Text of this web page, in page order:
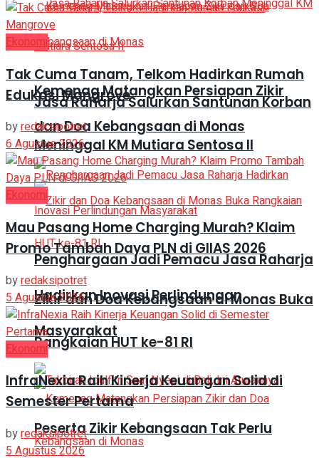
Kemenag Matangkan Persiapan Zikir
dan Doa Kebangsaan di Monas
Penghargaan Jadi Pemacu Jasa Raharja
Hadirkan Inovasi Perlindungan
Masyarakat
Peserta Zikir Kebangsaan Tak Perlu
Jasa Raharja Salurkan Santunan Korban
Meninggal KM Mutiara Sentosa II
Zikir dan Doa Kebangsaan di Monas Buka
Rangkaian HUT ke-81 RI
Ekonomi
Tak Cuma Tanam, Telkom Hadirkan Rumah
Edukasi Mangrove
byredaksipotret
6 Agustus 2026
Ekonomi
Mau Pasang Home Charging Murah? Klaim
Promo Tambah Daya PLN di GIIAS 2026
byredaksipotret
5 Agustus 2026
Ekonomi
InfraNexia Raih Kinerja Keuangan Solid di
Semester Pertama
byredaksipotret
5 Agustus 2026